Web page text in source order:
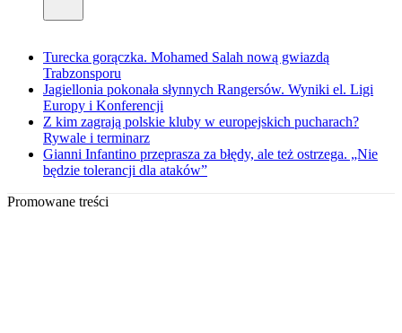
Turecka gorączka. Mohamed Salah nową gwiazdą
Trabzonsporu
Jagiellonia pokonała słynnych Rangersów. Wyniki el. Ligi
Europy i Konferencji
Z kim zagrają polskie kluby w europejskich pucharach?
Rywale i terminarz
Gianni Infantino przeprasza za błędy, ale też ostrzega. „Nie
będzie tolerancji dla ataków”
Promowane treści